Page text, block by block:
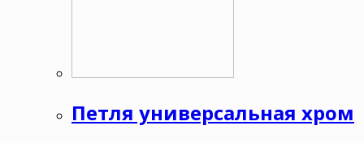
Петля универсальная хром